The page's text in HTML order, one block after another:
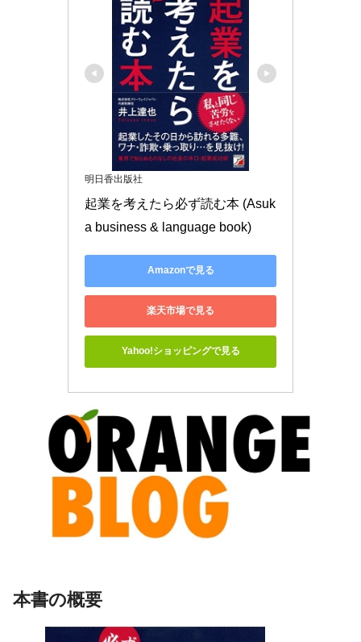
明日香出版社
起業を考えたら必ず読む本 (Asuk
a business & language book)
Amazonで見る
楽天市場で見る
Yahoo!ショッピングで見る
本書の概要